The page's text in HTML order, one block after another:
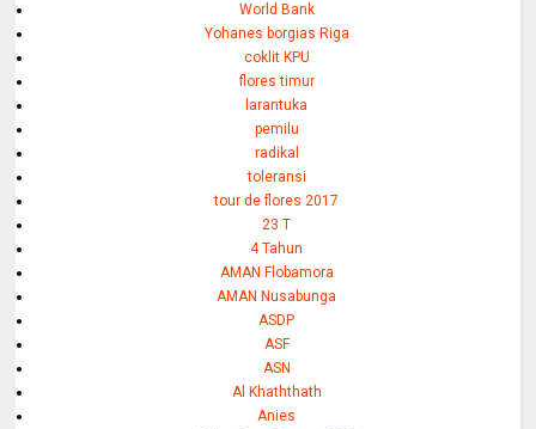
World Bank
Yohanes borgias Riga
coklit KPU
flores timur
larantuka
pemilu
radikal
toleransi
tour de flores 2017
23 T
4 Tahun
AMAN Flobamora
AMAN Nusabunga
ASDP
ASF
ASN
Al Khaththath
Anies